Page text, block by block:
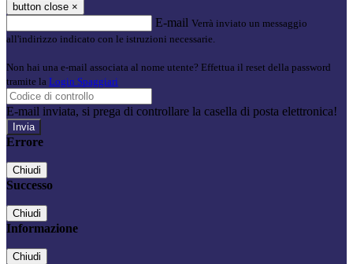
button close ×
E-mail Verrà inviato un messaggio
all'indirizzo indicato con le istruzioni necessarie.
Non hai una e-mail associata al nome utente? Effettua il reset della password
tramite la Login Spaggiari
E-mail inviata, si prega di controllare la casella di posta elettronica!
Errore
Chiudi
Successo
Chiudi
Informazione
Chiudi